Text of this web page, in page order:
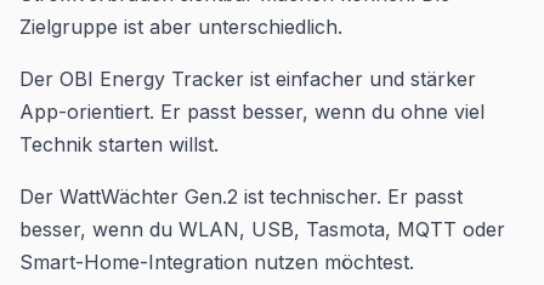
Zielgruppe ist aber unterschiedlich.
Der OBI Energy Tracker ist einfacher und stärker
App-orientiert. Er passt besser, wenn du ohne viel
Technik starten willst.
Der WattWächter Gen.2 ist technischer. Er passt
besser, wenn du WLAN, USB, Tasmota, MQTT oder
Smart-Home-Integration nutzen möchtest.